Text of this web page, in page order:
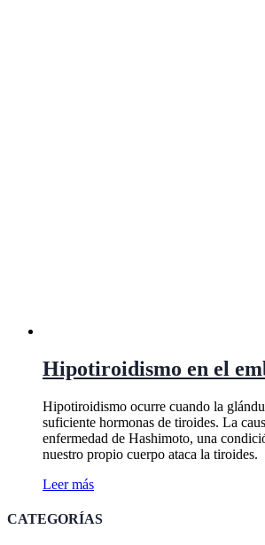
Hipotiroidismo en el
Hipotiroidismo ocurre cuando la
suficiente hormonas de tiroides. La
enfermedad de Hashimoto, una
nuestro propio cuerpo ataca la tiroides.
Leer más
CATEGORÍAS